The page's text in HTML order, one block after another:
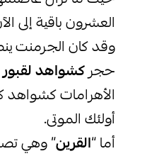
العشرون باقية إلى
وقد كان الجرمنت
حجركشواهد
الأهرامات كشواهد
أولئك الموتى.
أما “القرين” وهي